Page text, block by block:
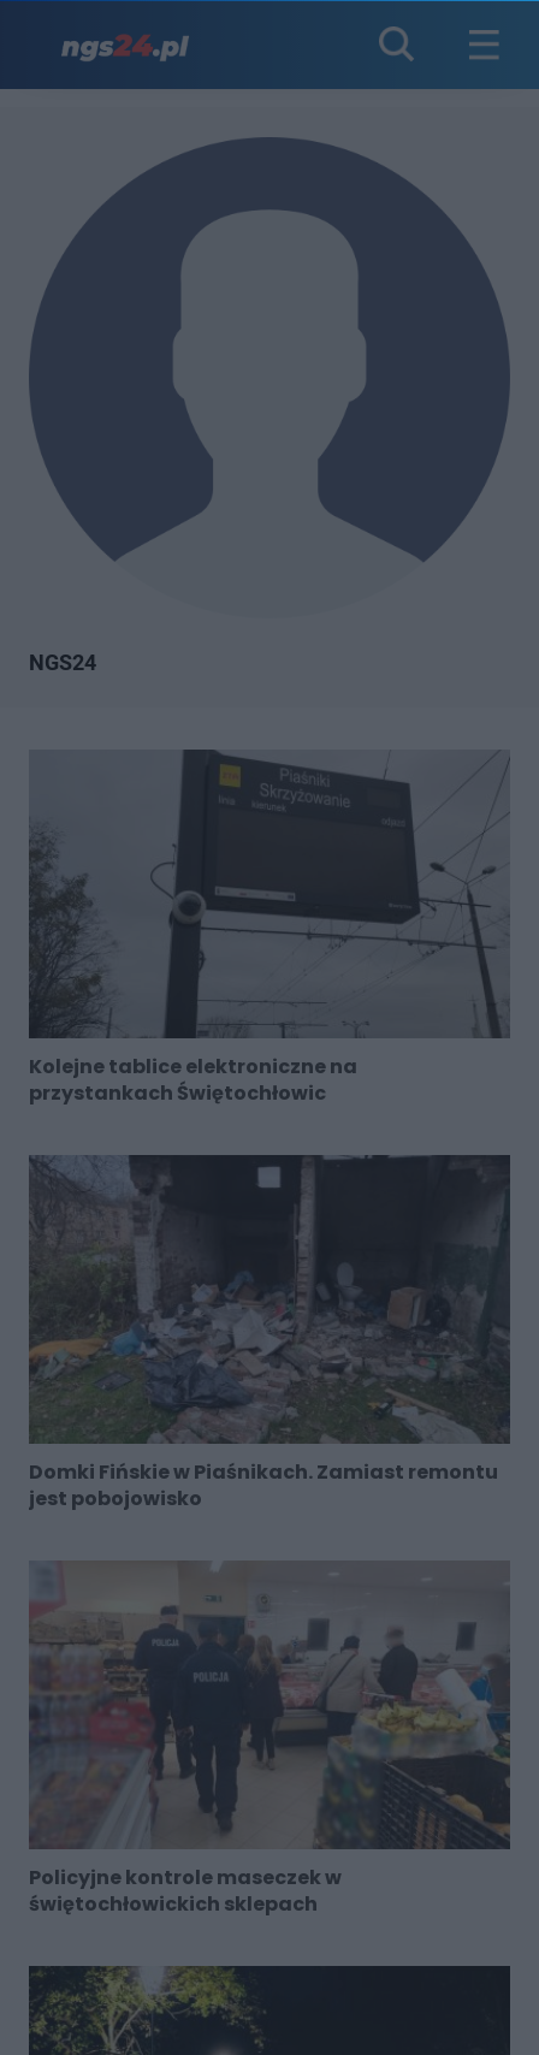
NGS24
Kolejne tablice elektroniczne na
przystankach Świętochłowic
Domki Fińskie w Piaśnikach. Zamiast remontu
jest pobojowisko
Policyjne kontrole maseczek w
świętochłowickich sklepach